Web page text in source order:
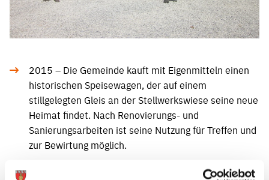
2015 – Die Gemeinde kauft mit Eigenmitteln einen
historischen Speisewagen, der auf einem
stillgelegten Gleis an der Stellwerkswiese seine neue
Heimat findet. Nach Renovierungs- und
Sanierungsarbeiten ist seine Nutzung für Treffen und
zur Bewirtung möglich.